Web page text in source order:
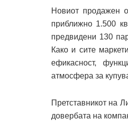
Новиот продажен
приближно 1.500
предвидени 130
Како и сите
ефикасност,
атмосфера за
Претставникот на
довербата на